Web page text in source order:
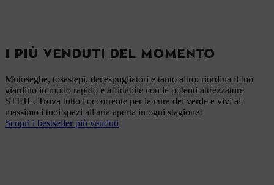
I PIÙ VENDUTI DEL MOMENTO
Motoseghe, tosasiepi, decespugliatori e tanto altro: riordina il tuo
giardino in modo rapido e affidabile con le potenti attrezzature
STIHL. Trova tutto l'occorrente per la cura del verde e vivi al
massimo i tuoi spazi all'aria aperta in ogni stagione!
Scopri i bestseller più venduti